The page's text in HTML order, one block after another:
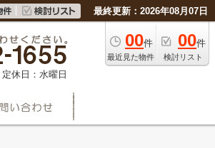
最終更新：2026年08月07日
00件
最近見た物件
00件
検討リスト
定休日：水曜日